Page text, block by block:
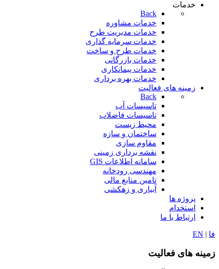
خدمات
Back
خدمات مشاوره
خدمات مدیریت طرح
خدمات سرمایه گذاری
خدمات طرح و ساخت
خدمات بازرگانی
خدمات پیمانکاری
خدمات بهره برداری
زمینه های فعالیت
Back
تاسیسات آب
تاسیسات فاضلاب
محیط زیست
ساختمان و سازه
مقاوم سازی
نقشه برداری زمینی
سامانه اطلاعات GIS
مهندسی رودخانه
تامین منابع مالی
آبیاری و زهكشی
پروژه ها
استخدام
ارتباط با ما
فا |
EN
زمینه های فعالیت